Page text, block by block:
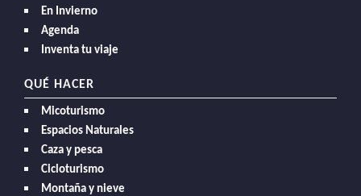
En Invierno
Agenda
Inventa tu viaje
QUÉ HACER
Micoturismo
Espacios Naturales
Caza y pesca
Cicloturismo
Montaña y nieve